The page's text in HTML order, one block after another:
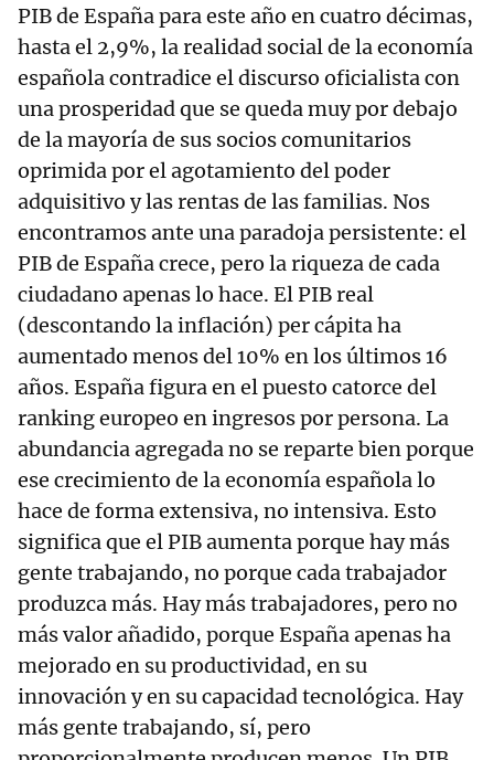
PIB de España para este año en cuatro décimas,
hasta el 2,9%, la realidad social de la economía
española contradice el discurso oficialista con
una prosperidad que se queda muy por debajo
de la mayoría de sus socios comunitarios
oprimida por el agotamiento del poder
adquisitivo y las rentas de las familias. Nos
encontramos ante una paradoja persistente: el
PIB de España crece, pero la riqueza de cada
ciudadano apenas lo hace. El PIB real
(descontando la inflación) per cápita ha
aumentado menos del 10% en los últimos 16
años. España figura en el puesto catorce del
ranking europeo en ingresos por persona. La
abundancia agregada no se reparte bien porque
ese crecimiento de la economía española lo
hace de forma extensiva, no intensiva. Esto
significa que el PIB aumenta porque hay más
gente trabajando, no porque cada trabajador
produzca más. Hay más trabajadores, pero no
más valor añadido, porque España apenas ha
mejorado en su productividad, en su
innovación y en su capacidad tecnológica. Hay
más gente trabajando, sí, pero